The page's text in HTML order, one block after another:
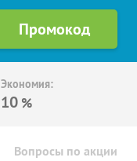
Экономия:
10 %
Вопросы по акции